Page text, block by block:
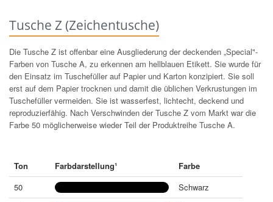
Tusche Z (Zeichentusche)
Die Tusche Z ist offenbar eine Ausgliederung der deckenden „Special"-
Farben von Tusche A, zu erkennen am hellblauen Etikett. Sie wurde für
den Einsatz im Tuschefüller auf Papier und Karton konzipiert. Sie soll
erst auf dem Papier trocknen und damit die üblichen Verkrustungen im
Tuschefüller vermeiden. Sie ist wasserfest, lichtecht, deckend und
reproduzierfähig. Nach Verschwinden der Tusche Z vom Markt war die
Farbe 50 möglicherweise wieder Teil der Produktreihe Tusche A.
Ton Farbdarstellung¹
Farbe
50
Schwarz